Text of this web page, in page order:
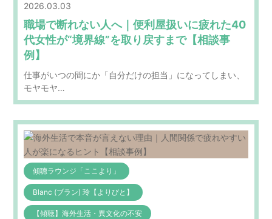
2026.03.03
職場で断れない人へ｜便利屋扱いに疲れた40
代女性が“境界線”を取り戻すまで【相談事
例】
仕事がいつの間にか「自分だけの担当」になってしまい、
モヤモヤ…
傾聴ラウンジ「ここより」
Blanc (ブラン) 玲【よりびと】
【傾聴】海外生活・異文化の不安